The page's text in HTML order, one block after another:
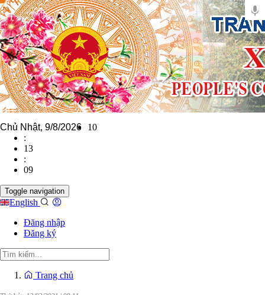
Chủ Nhật, 9/8/2026
10
:
13
:
10
Toggle navigation
English
Đăng nhập
Đăng ký
Trang chủ